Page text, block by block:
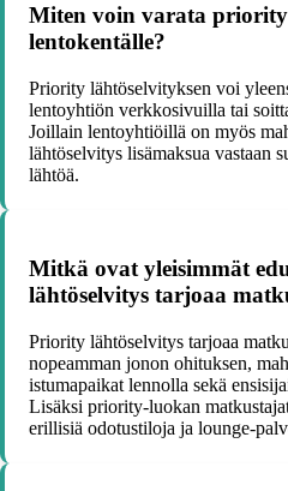
Miten voin varata priority
lentokentälle?
Priority lähtöselvityksen voi
lentoyhtiön verkkosivuilla tai
Joillain lentoyhtiöillä on myös
lähtöselvitys lisämaksua vastaan
lähtöä.
Mitkä ovat yleisimmät
lähtöselvitys tarjoaa
Priority lähtöselvitys tarjoaa
nopeamman jonon ohituksen,
istumapaikat lennolla sekä
Lisäksi priority-luokan
erillisiä odotustiloja ja lounge-